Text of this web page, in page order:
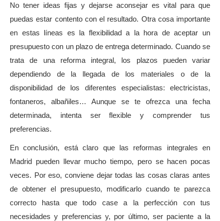
No tener ideas fijas y dejarse aconsejar es vital para que
puedas estar contento con el resultado. Otra cosa importante
en estas líneas es la flexibilidad a la hora de aceptar un
presupuesto con un plazo de entrega determinado. Cuando se
trata de una reforma integral, los plazos pueden variar
dependiendo de la llegada de los materiales o de la
disponibilidad de los diferentes especialistas: electricistas,
fontaneros, albañiles… Aunque se te ofrezca una fecha
determinada, intenta ser flexible y comprender tus
preferencias.
En conclusión, está claro que las reformas integrales en
Madrid pueden llevar mucho tiempo, pero se hacen pocas
veces. Por eso, conviene dejar todas las cosas claras antes
de obtener el presupuesto, modificarlo cuando te parezca
correcto hasta que todo case a la perfección con tus
necesidades y preferencias y, por último, ser paciente a la